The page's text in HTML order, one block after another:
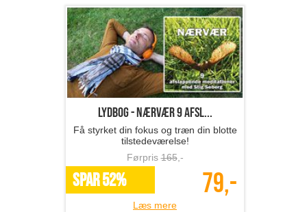
Lydbog - Nærvær 9 afsl...
Få styrket din fokus og træn din blotte
tilstedeværelse!
Førpris165,-
SPAR 52% 79,-
Læs mere